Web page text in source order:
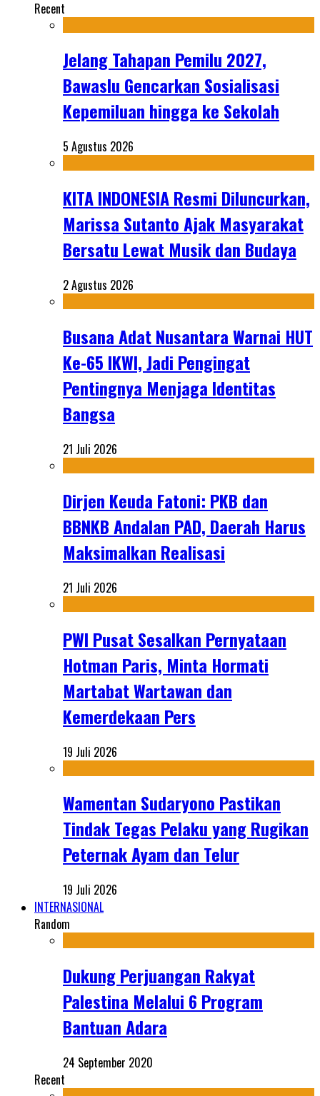
Recent
Jelang Tahapan Pemilu 2027,
Bawaslu Gencarkan Sosialisasi
Kepemiluan hingga ke Sekolah
5 Agustus 2026
KITA INDONESIA Resmi Diluncurkan,
Marissa Sutanto Ajak Masyarakat
Bersatu Lewat Musik dan Budaya
2 Agustus 2026
Busana Adat Nusantara Warnai HUT
Ke-65 IKWI, Jadi Pengingat
Pentingnya Menjaga Identitas
Bangsa
21 Juli 2026
Dirjen Keuda Fatoni: PKB dan
BBNKB Andalan PAD, Daerah Harus
Maksimalkan Realisasi
21 Juli 2026
PWI Pusat Sesalkan Pernyataan
Hotman Paris, Minta Hormati
Martabat Wartawan dan
Kemerdekaan Pers
19 Juli 2026
Wamentan Sudaryono Pastikan
Tindak Tegas Pelaku yang Rugikan
Peternak Ayam dan Telur
19 Juli 2026
INTERNASIONAL
Random
Dukung Perjuangan Rakyat
Palestina Melalui 6 Program
Bantuan Adara
24 September 2020
Recent